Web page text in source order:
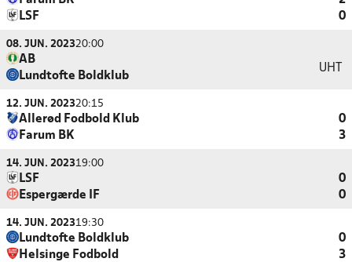
LSF
0
08. JUN. 202320:00
AB
Lundtofte Boldklub
UHT
12. JUN. 202320:15
Allerød Fodbold Klub
0
Farum BK
3
14. JUN. 202319:00
LSF
0
Espergærde IF
0
14. JUN. 202319:30
Lundtofte Boldklub
0
Helsinge Fodbold
3